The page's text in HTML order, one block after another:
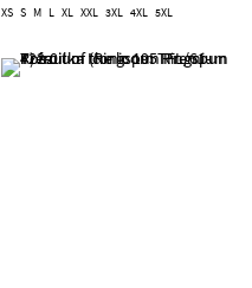
XS S M L XL XXL 3XL 4XL 5XL